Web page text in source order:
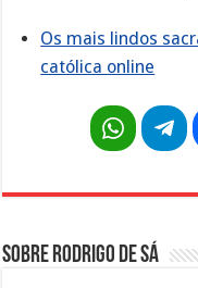
Os mais lindos
católica online
Sobre Rodrigo de Sá